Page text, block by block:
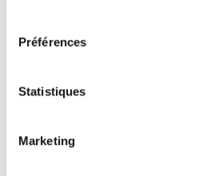
Préférences
Statistiques
Marketing